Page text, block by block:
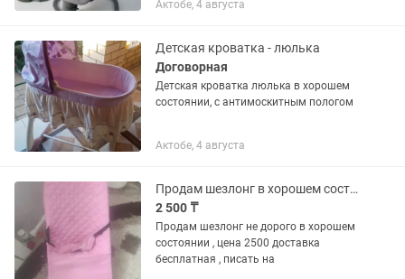
Актобе, 4 августа
Детская кроватка - люлька
Договорная
Детская кроватка люлька в хорошем
состоянии, с антимоскитным пологом
Актобе, 4 августа
Продам шезлонг в хорошем состоянии
2 500 ₸
Продам шезлонг не дорого в хорошем
состоянии , цена 2500 доставка
бесплатная , писать на